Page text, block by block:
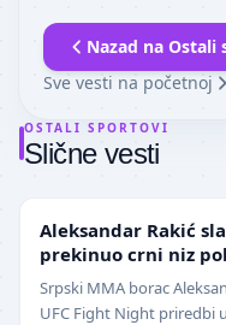
Nazad na Ostali
Sve vesti na početnoj
OSTALI SPORTOVI
Slične vesti
Aleksandar Rakić
prekinuo crni niz
Srpski MMA borac
UFC Fight Night priredbi